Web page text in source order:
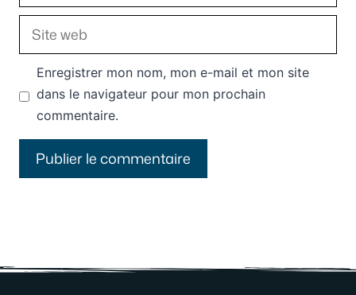
Site
web
Enregistrer mon nom, mon e-mail et mon site
dans le navigateur pour mon prochain
commentaire.